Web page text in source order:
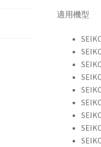
適用機型
S
S
S
S
S
S
S
S
S